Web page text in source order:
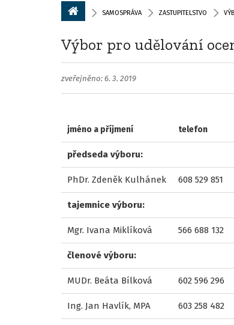
SAMOSPRÁVA ZASTUPITELSTVO
Výbor pro udělování
zveřejněno: 6. 3. 2019
jméno a příjmení telefon
předseda výboru:
PhDr. Zdeněk Kulhánek 608 529 851
tajemnice výboru:
Mgr. Ivana Miklíková 566 688 132
členové výboru:
MUDr. Beáta Bílková 602 596 296
Ing. Jan Havlík, MPA 603 258 482